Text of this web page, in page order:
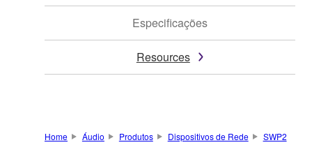
Especificações
Resources
Home Áudio Produtos Dispositivos de Rede SWP2